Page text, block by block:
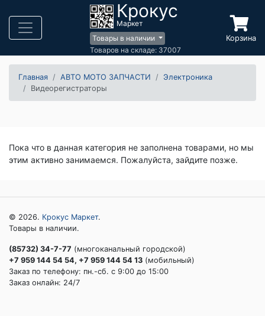
Крокус
Маркет
Товары в наличии
Товаров на складе: 37007
Корзина
Главная АВТО МОТО ЗАПЧАСТИ
Электроника
Видеорегистраторы
Пока что в данная категория не заполнена товарами, но мы
этим активно занимаемся. Пожалуйста, зайдите позже.
© 2026. Крокус Маркет.
Товары в наличии.
(85732) 34-7-77 (многоканальный городской)
+7 959 144 54 54, +7 959 144 54 13 (мобильный)
Заказ по телефону: пн.-сб. c 9:00 до 15:00
Заказ онлайн: 24/7